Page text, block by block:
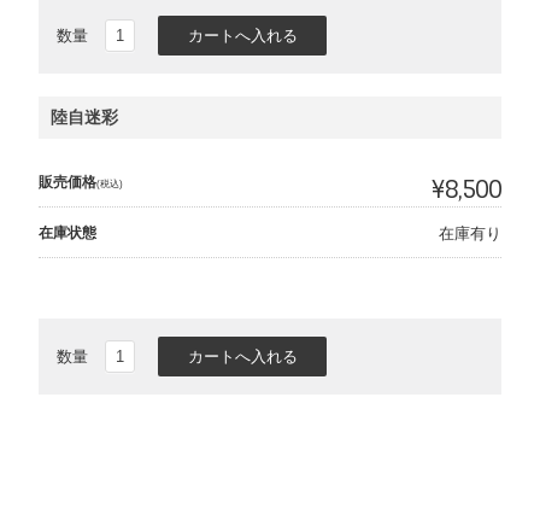
数量
陸自迷彩
販売価格(税込) ¥8,500
在庫状態 在庫有り
数量